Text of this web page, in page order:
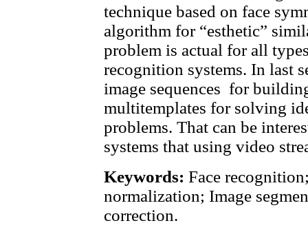
technique based on face
algorithm for “esthetic”
problem is actual for all
recognition systems. In last
image sequences for
multitemplates for solving
problems. That can be
systems that using video
Keywords: Face
normalization; Image
correction.